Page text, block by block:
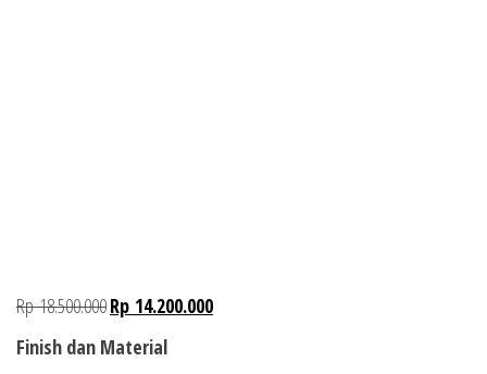
Rp18.500.000Rp 14.200.000
Finish dan Material